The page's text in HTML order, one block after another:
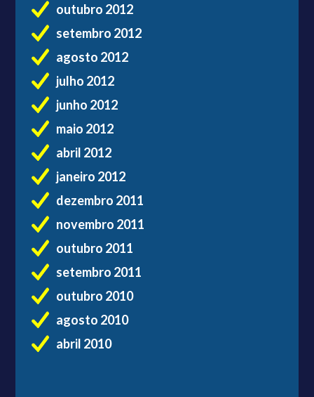
outubro 2012
setembro 2012
agosto 2012
julho 2012
junho 2012
maio 2012
abril 2012
janeiro 2012
dezembro 2011
novembro 2011
outubro 2011
setembro 2011
outubro 2010
agosto 2010
abril 2010